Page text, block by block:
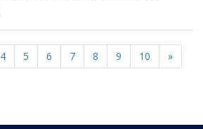
4 5 6 7 8 9 10 »